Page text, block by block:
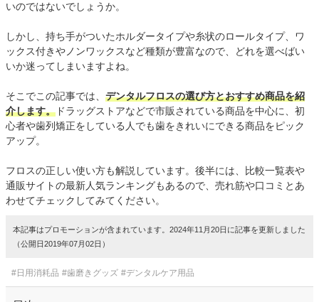
いのではないでしょうか。
しかし、持ち手がついたホルダータイプや糸状のロールタイプ、ワ
ックス付きやノンワックスなど種類が豊富なので、どれを選べばい
いか迷ってしまいますよね。
そこでこの記事では、 デンタルフロスの選び方とおすすめ商品を紹
介します。 ドラッグストアなどで市販されている商品を中心に、初
心者や歯列矯正をしている人でも歯をきれいにできる商品をピック
アップ。
フロスの正しい使い方も解説しています。後半には、比較一覧表や
通販サイトの最新人気ランキングもあるので、売れ筋や口コミとあ
わせてチェックしてみてください。
本記事はプロモーションが含まれています。2024年11月20日に記事を更新しました
（公開日2019年07月02日）
#日用消耗品 #歯磨きグッズ #デンタルケア用品